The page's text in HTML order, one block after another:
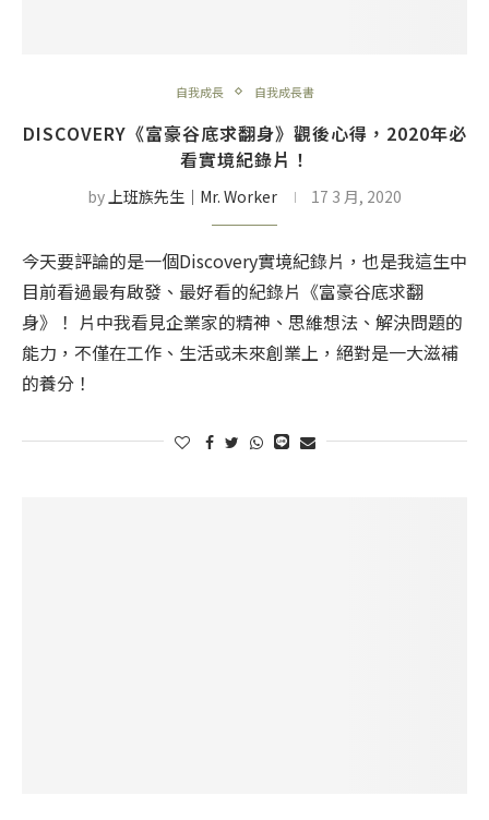
自我成長 自我成長書
DISCOVERY《富豪谷底求翻身》觀後心得，2020年必
看實境紀錄片！
by 上班族先生│Mr. Worker 17 3 月, 2020
今天要評論的是一個Discovery實境紀錄片，也是我這生中
目前看過最有啟發、最好看的紀錄片《富豪谷底求翻
身》！ 片中我看見企業家的精神、思維想法、解決問題的
能力，不僅在工作、生活或未來創業上，絕對是一大滋補
的養分！